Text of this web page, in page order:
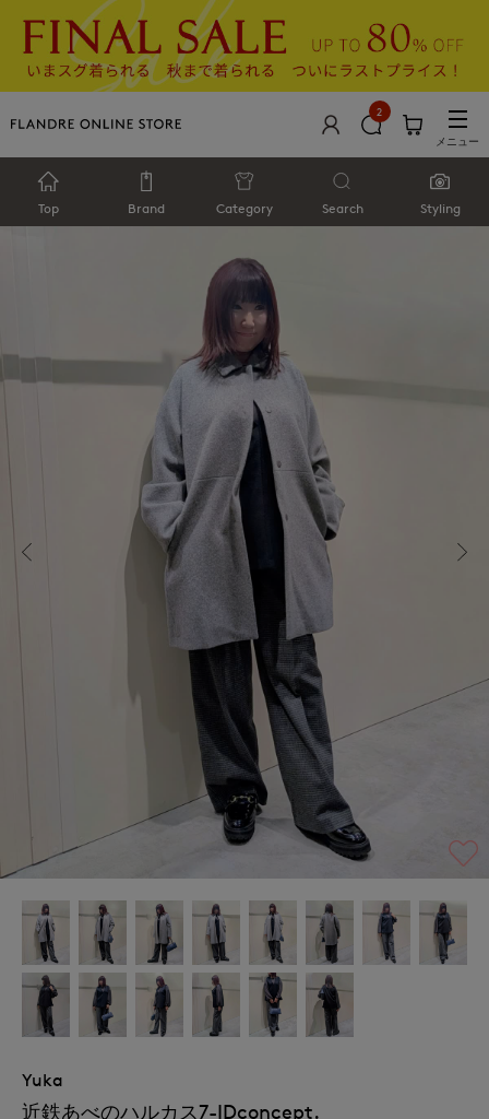
2
メニュー
Top Brand Category Search Styling
Yuka
近鉄あべのハルカス7-IDconcept.